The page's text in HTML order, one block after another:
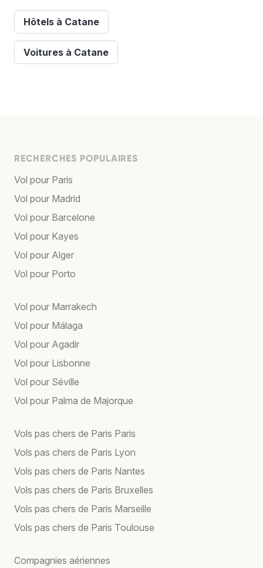
Hôtels à Catane
Voitures à Catane
RECHERCHES POPULAIRES
Vol pour Paris
Vol pour Madrid
Vol pour Barcelone
Vol pour Kayes
Vol pour Alger
Vol pour Porto
Vol pour Marrakech
Vol pour Málaga
Vol pour Agadir
Vol pour Lisbonne
Vol pour Séville
Vol pour Palma de Majorque
Vols pas chers de Paris Paris
Vols pas chers de Paris Lyon
Vols pas chers de Paris Nantes
Vols pas chers de Paris Bruxelles
Vols pas chers de Paris Marseille
Vols pas chers de Paris Toulouse
Compagnies aériennes